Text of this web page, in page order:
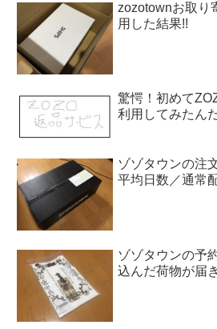
zozotownお取り
用した結果!!
驚愕！初めて
利用してみたん
ゾゾタウンの注
平均日数／通常
ゾゾタウンの予
込んだ荷物が届